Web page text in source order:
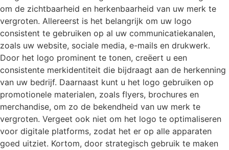
om de zichtbaarheid en herkenbaarheid van uw merk te
vergroten. Allereerst is het belangrijk om uw logo
consistent te gebruiken op al uw communicatiekanalen,
zoals uw website, sociale media, e-mails en drukwerk.
Door het logo prominent te tonen, creëert u een
consistente merkidentiteit die bijdraagt aan de herkenning
van uw bedrijf. Daarnaast kunt u het logo gebruiken op
promotionele materialen, zoals flyers, brochures en
merchandise, om zo de bekendheid van uw merk te
vergroten. Vergeet ook niet om het logo te optimaliseren
voor digitale platforms, zodat het er op alle apparaten
goed uitziet. Kortom, door strategisch gebruik te maken